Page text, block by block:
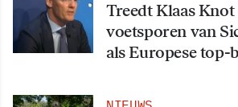
Treedt Klaas Knot
voetsporen van
als Europese top-